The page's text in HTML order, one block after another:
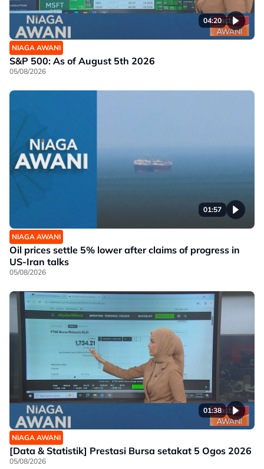
04:20
NIAGA AWANI
S&P 500: As of August 5th 2026
05/08/2026
01:57
NIAGA AWANI
Oil prices settle 5% lower after claims of progress in
US-Iran talks
05/08/2026
01:38
NIAGA AWANI
[Data & Statistik] Prestasi Bursa setakat 5 Ogos 2026
05/08/2026